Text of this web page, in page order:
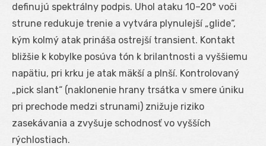
definujú spektrálny podpis. Uhol ataku 10–20° voči
strune redukuje trenie a vytvára plynulejší „glide“,
kým kolmý atak prináša ostrejší transient. Kontakt
bližšie k kobylke posúva tón k brilantnosti a vyššiemu
napätiu, pri krku je atak mäkší a plnší. Kontrolovaný
„pick slant“ (naklonenie hrany trsátka v smere úniku
pri prechode medzi strunami) znižuje riziko
zasekávania a zvyšuje schodnosť vo vyšších
rýchlostiach.